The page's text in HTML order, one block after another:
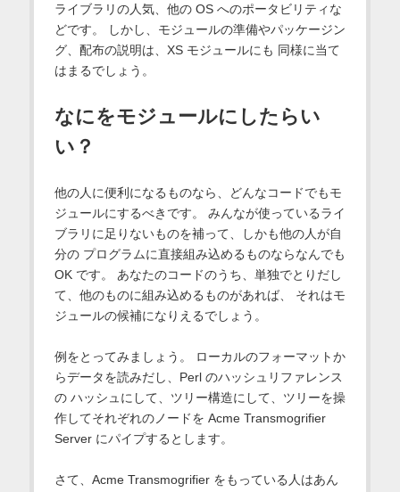
ライブラリの人気、他の OS へのポータビリティな
どです。 しかし、モジュールの準備やパッケージン
グ、配布の説明は、XS モジュールにも 同様に当て
はまるでしょう。
なにをモジュールにしたらい
い？
他の人に便利になるものなら、どんなコードでもモ
ジュールにするべきです。 みんなが使っているライ
ブラリに足りないものを補って、しかも他の人が自
分の プログラムに直接組み込めるものならなんでも
OK です。 あなたのコードのうち、単独でとりだし
て、他のものに組み込めるものがあれば、 それはモ
ジュールの候補になりえるでしょう。
例をとってみましょう。 ローカルのフォーマットか
らデータを読みだし、Perl のハッシュリファレンス
の ハッシュにして、ツリー構造にして、ツリーを操
作してそれぞれのノードを Acme Transmogrifier
Server にパイプするとします。
さて、Acme Transmogrifier をもっている人はあん